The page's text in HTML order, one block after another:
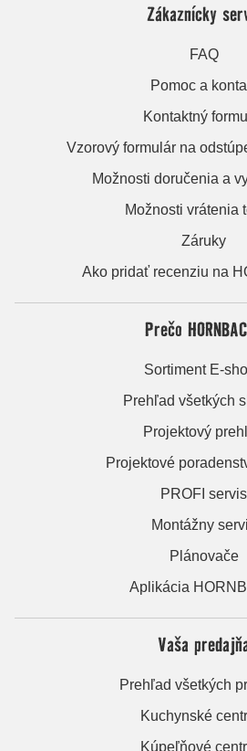
Zákaznícky
FAQ
Pomoc a
Kontaktný
Vzorový formulár na
Možnosti doručenia a
Možnosti vrátenia
Záruky
Ako pridať recenziu na
Prečo
Sortiment E-
Prehľad všetkých
Projektový
Projektové
PROFI servis
Montážny
Plánovače
Aplikácia
Vaša
Prehľad všetkých
Kuchynské
Kúpeľňové